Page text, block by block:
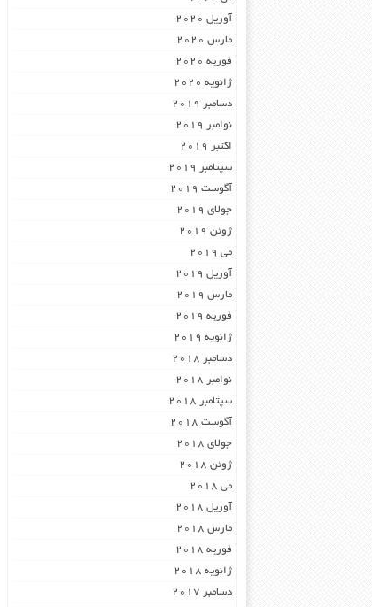
آوریل 2020
مارس 2020
فوریه 2020
ژانویه 2020
دسامبر 2019
نوامبر 2019
اکتبر 2019
سپتامبر 2019
آگوست 2019
جولای 2019
ژوئن 2019
می 2019
آوریل 2019
مارس 2019
فوریه 2019
ژانویه 2019
دسامبر 2018
نوامبر 2018
سپتامبر 2018
آگوست 2018
جولای 2018
ژوئن 2018
می 2018
آوریل 2018
مارس 2018
فوریه 2018
ژانویه 2018
دسامبر 2017